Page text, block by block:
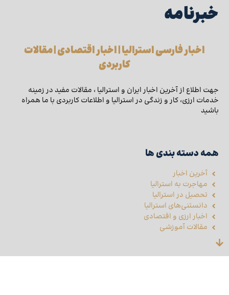
خبرنامه
اخبار فارسی استرالیا | اخبار اقتصادی | مقالات
کاربردی
جهت اطلاع از آخرین اخبار ایران و استرالیا ، مقالات مفید در زمینه
خدمات ارزی، کار و زندگی در استرالیا و اطلاعات کاربردی با ما همراه
باشید
همه دسته بندی ها
آخرین اخبار
مهاجرت به استرالیا
تحصیل در استرالیا
دانستنی‌های استرالیا
اخبار ارزی و اقتصادی
مقالات آموزشی